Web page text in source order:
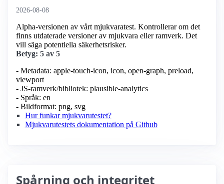
2026-08-08
Alpha-versionen av vårt mjukvaratest. Kontrollerar om det
finns utdaterade versioner av mjukvara eller ramverk. Det
vill säga potentiella säkerhetsrisker.
Betyg: 5 av 5
- Metadata: apple-touch-icon, icon, open-graph, preload,
viewport
- JS-ramverk/bibliotek: plausible-analytics
- Språk: en
- Bildformat: png, svg
Hur funkar mjukvarutestet?
Mjukvarutestets dokumentation på Github
Spårning och integritet